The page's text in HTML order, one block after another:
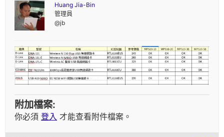
Huang Jia-Bin
管理員
@jb
附加檔案:
你必須 登入 才能查看附件檔案。